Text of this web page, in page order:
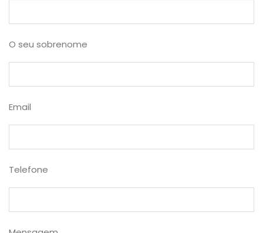
O seu sobrenome
Email
Telefone